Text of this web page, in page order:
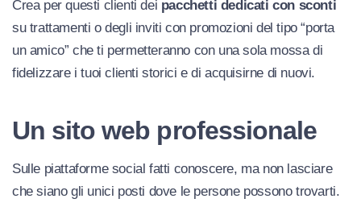
Crea per questi clienti dei pacchetti dedicati con sconti
su trattamenti o degli inviti con promozioni del tipo “porta
un amico” che ti permetteranno con una sola mossa di
fidelizzare i tuoi clienti storici e di acquisirne di nuovi.
Un sito web professionale
Sulle piattaforme social fatti conoscere, ma non lasciare
che siano gli unici posti dove le persone possono trovarti.